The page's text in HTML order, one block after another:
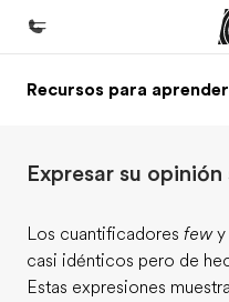
Inicio
Programas
Oficinas
Recursos para
Expresar su
Los cuantificadores fewy
casi idénticos pero de
Estas expresiones